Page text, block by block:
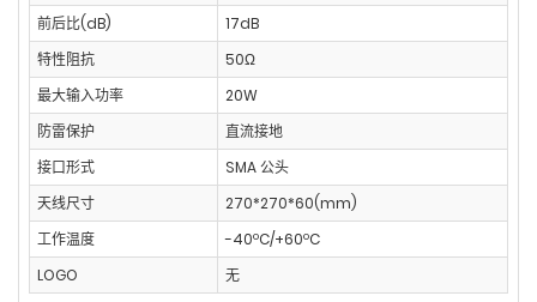
前后比(dB)
17dB
特性阻抗
50Ω
最大输入功率
20W
防雷保护
直流接地
接口形式
SMA 公头
天线尺寸
270*270*60(mm)
工作温度
-40ºC/+60ºC
LOGO
无